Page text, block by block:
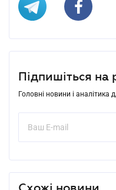
Підпишіться на
Головні новини і аналітика